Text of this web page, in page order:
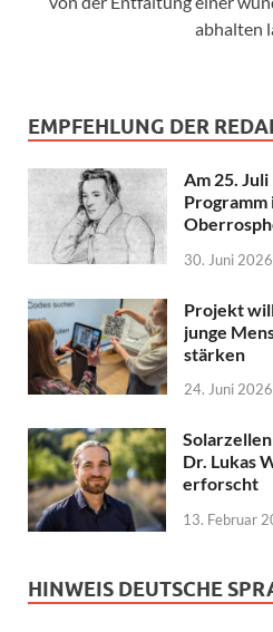
abhalten
EMPFEHLUNG DER
Am 25.
Programm
30. Juni 2026
Projekt
junge
stärken
24. Juni 2026
Dr. Lukas
erforscht
13. Februar
HINWEIS DEUTSCHE